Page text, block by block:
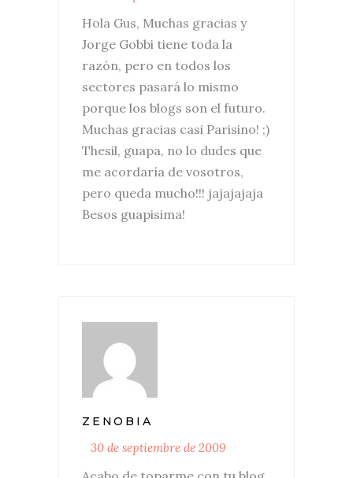
Hola Gus, Muchas gracias y
Jorge Gobbi tiene toda la
razón, pero en todos los
sectores pasará lo mismo
porque los blogs son el futuro.
Muchas gracias casi Parisino! ;)
Thesil, guapa, no lo dudes que
me acordaría de vosotros,
pero queda mucho!!! jajajajaja
Besos guapisima!
ZENOBIA
30 de septiembre de 2009